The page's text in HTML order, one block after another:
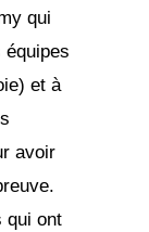
qui
équipes
et à
avoir
qui ont